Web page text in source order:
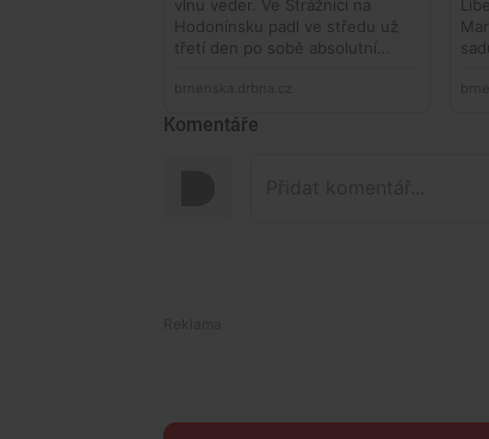
Komentáře